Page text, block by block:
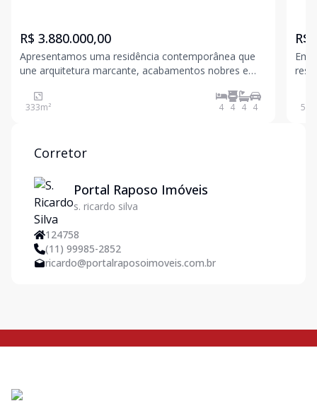
R$ 3.880.000,00
Apresentamos uma residência contemporânea que
une arquitetura marcante, acabamentos nobres e
elegância e integração. Localizada em um dos
condomínios mais valorizados da Granja Viana, esta
333m² 4 4 4 4
R$
Em
4
500
Corretor
Portal Raposo Imóveis
s. ricardo silva
124758
(11) 99985-2852
ricardo@portalraposoimoveis.com.br